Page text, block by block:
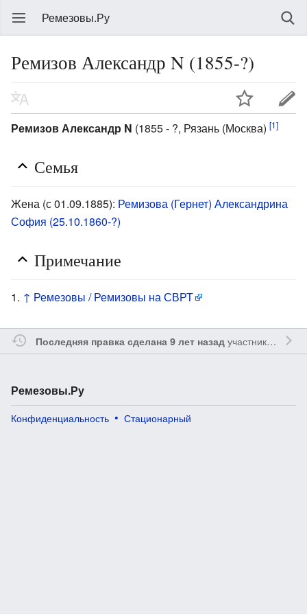
Ремезовы.Ру
Ремизов Александр N (1855-?)
Ремизов Александр N (1855 - ?, Рязань (Москва) [1]
Семья
Жена (с 01.09.1885): Ремизова (Гернет) Александрина
София (25.10.1860-?)
Примечание
↑ Ремезовы / Ремизовы на СВРТ
Последняя правка сделана 9 лет назадучастником
Ремезовы.Ру
Конфиденциальность Стационарный